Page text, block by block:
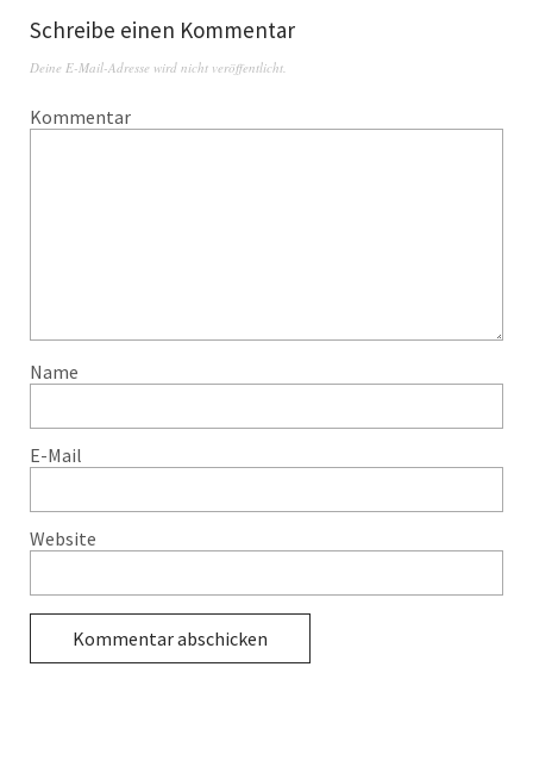
Schreibe einen Kommentar
Deine E-Mail-Adresse wird nicht veröffentlicht.
Kommentar
Name
E-Mail
Website